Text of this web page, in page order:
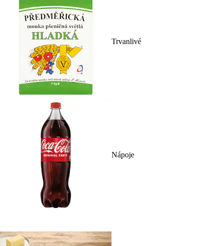
Trvanlivé
Nápoje